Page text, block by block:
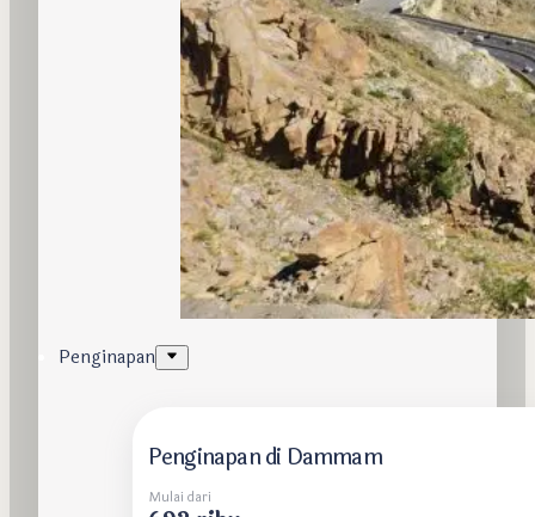
Penginapan
Penginapan di Dammam
Mulai dari